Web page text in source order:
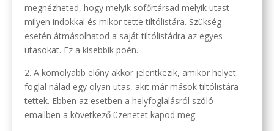
megnézheted, hogy melyik sofőrtársad melyik utast
milyen indokkal és mikor tette tiltólistára. Szükség
esetén átmásolhatod a saját tiltólistádra az egyes
utasokat. Ez a kisebbik poén.
2. A komolyabb előny akkor jelentkezik, amikor helyet
foglal nálad egy olyan utas, akit már mások tiltólistára
tettek. Ebben az esetben a helyfoglalásról szóló
emailben a következő üzenetet kapod meg: